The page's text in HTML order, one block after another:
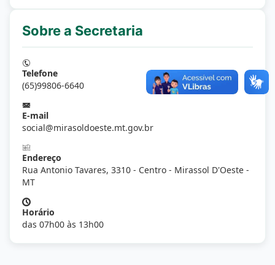
Sobre a Secretaria
Telefone
(65)99806-6640
E-mail
social@mirasoldoeste.mt.gov.br
Endereço
Rua Antonio Tavares, 3310 - Centro - Mirassol D'Oeste -
MT
Horário
das 07h00 às 13h00